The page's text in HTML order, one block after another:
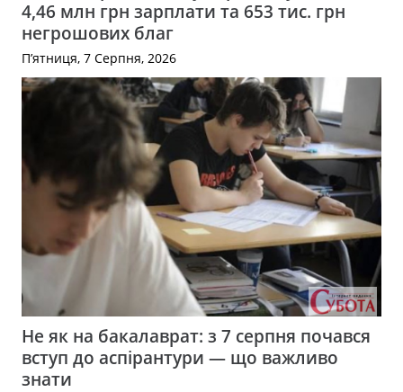
4,46 млн грн зарплати та 653 тис. грн
негрошових благ
П’ятниця, 7 Серпня, 2026
Не як на бакалаврат: з 7 серпня почався
вступ до аспірантури — що важливо
знати